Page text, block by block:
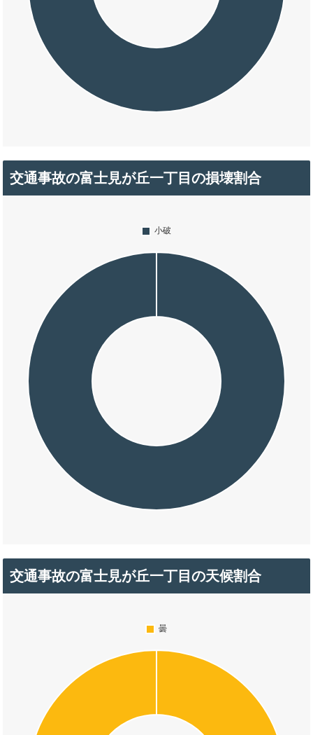
交通事故の富士見が丘一丁目の損壊割合
交通事故の富士見が丘一丁目の天候割合